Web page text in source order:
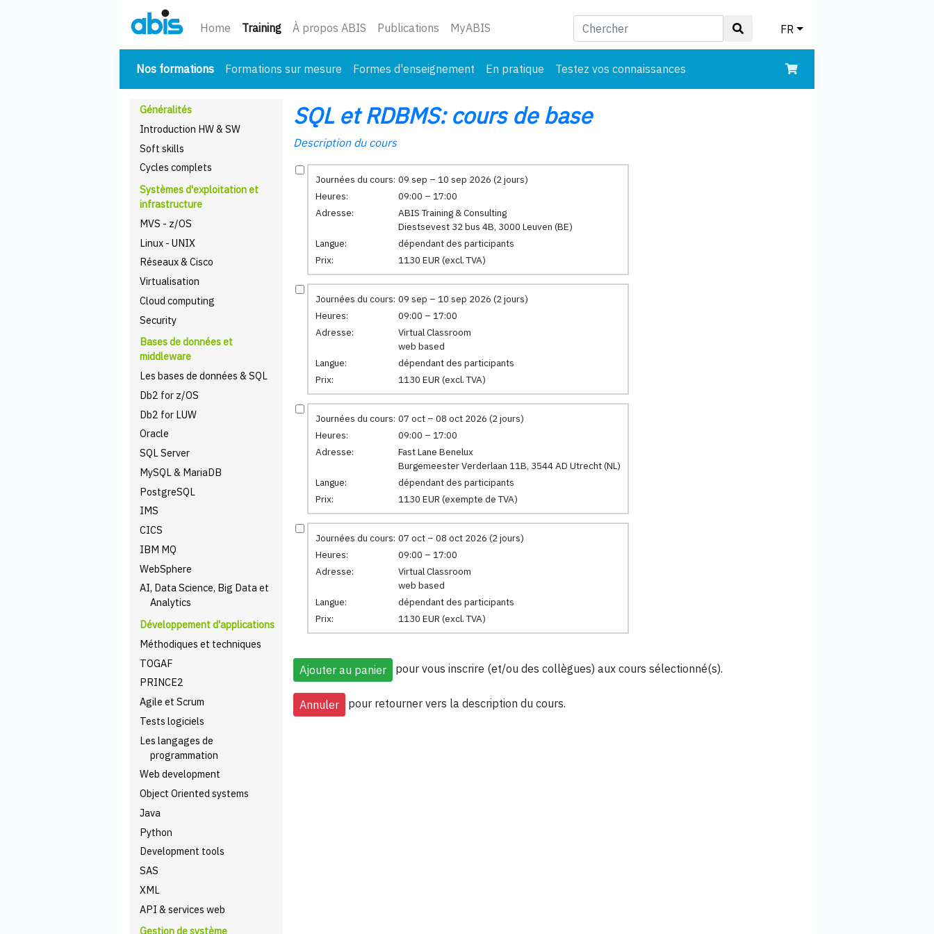
Home Training(courant)
À propos ABIS Publications MyABIS FR
Nos formations(courant)
Formations sur mesure Formes d'enseignement En pratique Testez vos connaissances
Généralités
Introduction HW & SW
Soft skills
Cycles complets
Systèmes d'exploitation et
infrastructure
MVS - z/OS
Linux - UNIX
Réseaux & Cisco
Virtualisation
Cloud computing
Security
Bases de données et
middleware
Les bases de données & SQL
Db2 for z/OS
Db2 for LUW
Oracle
SQL Server
MySQL & MariaDB
PostgreSQL
IMS
CICS
IBM MQ
WebSphere
AI, Data Science, Big Data et
Analytics
Développement d'applications
Méthodiques et techniques
TOGAF
PRINCE2
Agile et Scrum
Tests logiciels
Les langages de
programmation
Web development
Object Oriented systems
Java
Python
Development tools
SAS
XML
API & services web
Gestion de système
SQL et RDBMS: cours de base
Description du cours
Journées du cours: 09 sep – 10 sep 2026 (2 jours)
Heures:
09:00 – 17:00
Adresse:
ABIS Training & Consulting
Diestsevest 32 bus 4B, 3000 Leuven (BE)
Langue:
dépendant des participants
Prix:
1130 EUR (excl. TVA)
Journées du cours: 09 sep – 10 sep 2026 (2 jours)
Heures:
09:00 – 17:00
Adresse:
Virtual Classroom
web based
Langue:
dépendant des participants
Prix:
1130 EUR (excl. TVA)
Journées du cours: 07 oct – 08 oct 2026 (2 jours)
Heures:
09:00 – 17:00
Adresse:
Fast Lane Benelux
Burgemeester Verderlaan 11B, 3544 AD Utrecht (NL)
Langue:
dépendant des participants
Prix:
1130 EUR (exempte de TVA)
Journées du cours: 07 oct – 08 oct 2026 (2 jours)
Heures:
09:00 – 17:00
Adresse:
Virtual Classroom
web based
Langue:
dépendant des participants
Prix:
1130 EUR (excl. TVA)
pour vous inscrire (et/ou des collègues) aux cours sélectionné(s).
pour retourner vers la description du cours.